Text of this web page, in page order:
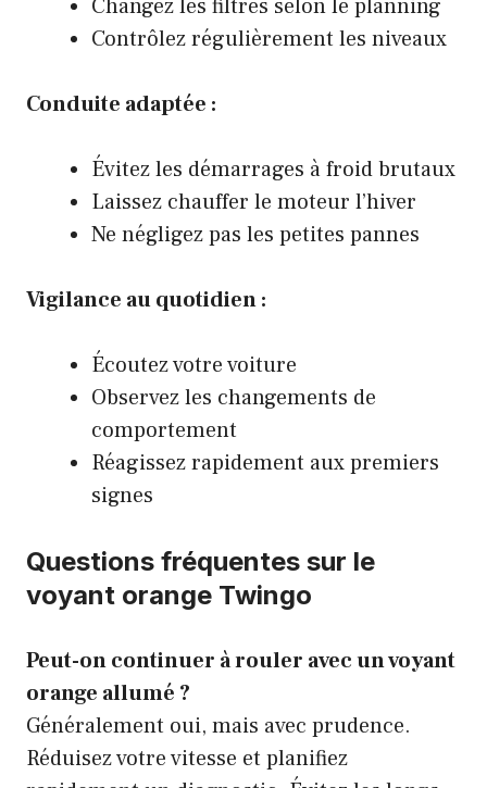
Changez les filtres selon le planning
Contrôlez régulièrement les niveaux
Conduite adaptée :
Évitez les démarrages à froid brutaux
Laissez chauffer le moteur l’hiver
Ne négligez pas les petites pannes
Vigilance au quotidien :
Écoutez votre voiture
Observez les changements de
comportement
Réagissez rapidement aux premiers
signes
Questions fréquentes sur le
voyant orange Twingo
Peut-on continuer à rouler avec un voyant
orange allumé ?
Généralement oui, mais avec prudence.
Réduisez votre vitesse et planifiez